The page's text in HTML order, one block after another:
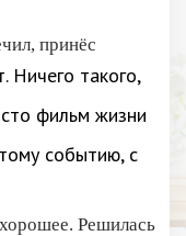
принёс
Ничего такого,
фильм жизни
событию, с
Решилась